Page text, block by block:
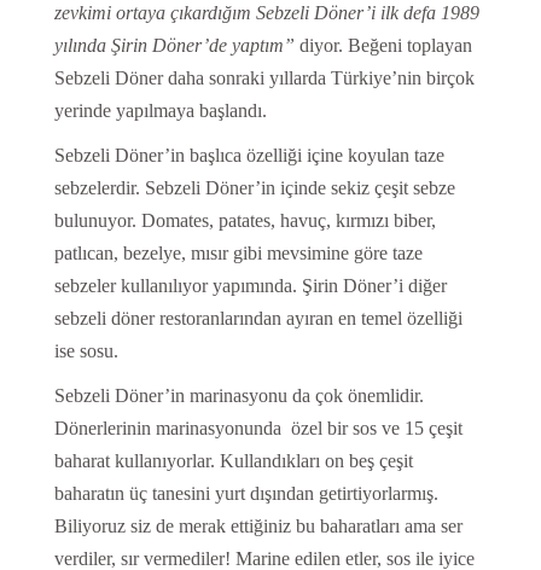
zevkimi ortaya çıkardığım Sebzeli Döner’i ilk defa 1989
yılında Şirin Döner’de yaptım” diyor. Beğeni toplayan
Sebzeli Döner daha sonraki yıllarda Türkiye’nin birçok
yerinde yapılmaya başlandı.
Sebzeli Döner’in başlıca özelliği içine koyulan taze
sebzelerdir. Sebzeli Döner’in içinde sekiz çeşit sebze
bulunuyor. Domates, patates, havuç, kırmızı biber,
patlıcan, bezelye, mısır gibi mevsimine göre taze
sebzeler kullanılıyor yapımında. Şirin Döner’i diğer
sebzeli döner restoranlarından ayıran en temel özelliği
ise sosu.
Sebzeli Döner’in marinasyonu da çok önemlidir.
Dönerlerinin marinasyonunda özel bir sos ve 15 çeşit
baharat kullanıyorlar. Kullandıkları on beş çeşit
baharatın üç tanesini yurt dışından getirtiyorlarmış.
Biliyoruz siz de merak ettiğiniz bu baharatları ama ser
verdiler, sır vermediler! Marine edilen etler, sos ile iyice